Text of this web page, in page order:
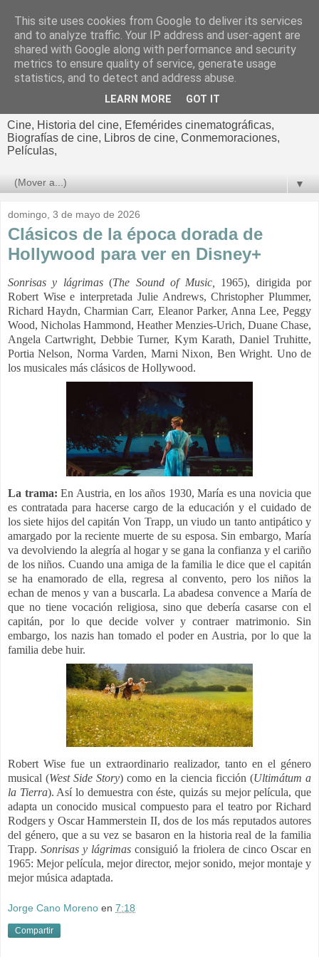
El cultural
cinematográfico de Jorge
Cine, Historia del cine, Efemérides cinematográficas,
Biografías de cine, Libros de cine, Conmemoraciones,
Películas,
▼
domingo, 3 de mayo de 2026
Clásicos de la época dorada de
Hollywood para ver en Disney+
Sonrisas y lágrimas(The Sound of Music,
1965), dirigida por
Robert Wise e interpretada Julie Andrews, Christopher Plummer,
Richard Haydn, Charmian Carr, Eleanor Parker, Anna Lee, Peggy
Wood, Nicholas Hammond, Heather Menzies-Urich, Duane Chase,
Angela Cartwright, Debbie Turner, Kym Karath, Daniel Truhitte,
Portia Nelson, Norma Varden, Marni Nixon, Ben Wright. Uno de
los musicales más clásicos de Hollywood.
La trama: En Austria, en los años 1930, María es una novicia que
es contratada para hacerse cargo de la educación y el cuidado de
los siete hijos del capitán Von Trapp, un viudo un tanto antipático y
amargado por la reciente muerte de su esposa. Sin embargo, María
va devolviendo la alegría al hogar y se gana la confianza y el cariño
de los niños. Cuando una amiga de la familia le dice que el capitán
se ha enamorado de ella, regresa al convento, pero los niños la
echan de menos y van a buscarla. La abadesa convence a María de
que no tiene vocación religiosa, sino que debería casarse con el
capitán, por lo que decide volver y contraer matrimonio. Sin
embargo, los nazis han tomado el poder en Austria, por lo que la
familia debe huir.
Robert Wise fue un extraordinario realizador, tanto en el género
musical (West Side Story) como en la ciencia ficción (Ultimátum a
la Tierra). Así lo demuestra con éste, quizás su mejor película, que
adapta un conocido musical compuesto para el teatro por Richard
Rodgers y Oscar Hammerstein II, dos de los más reputados autores
del género, que a su vez se basaron en la historia real de la familia
Trapp. Sonrisas y lágrimas consiguió la friolera de cinco Oscar en
1965: Mejor película, mejor director, mejor sonido, mejor montaje y
mejor música adaptada.
Jorge Cano Moreno en 7:18
Compartir
This site uses cookies from Google to deliver its services
and to analyze traffic. Your IP address and user-agent are
shared with Google along with performance and security
metrics to ensure quality of service, generate usage
statistics, and to detect and address abuse.
LEARN MORE GOT IT